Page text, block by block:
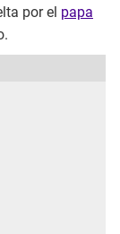
por el papa